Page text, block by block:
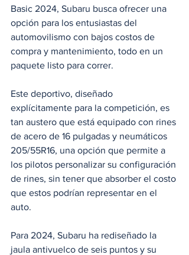
Basic 2024, Subaru busca ofrecer una
opción para los entusiastas del
automovilismo con bajos costos de
compra y mantenimiento, todo en un
paquete listo para correr.
Este deportivo, diseñado
explícitamente para la competición, es
tan austero que está equipado con rines
de acero de 16 pulgadas y neumáticos
205/55R16, una opción que permite a
los pilotos personalizar su configuración
de rines, sin tener que absorber el costo
que estos podrían representar en el
auto.
Para 2024, Subaru ha rediseñado la
jaula antivuelco de seis puntos y su